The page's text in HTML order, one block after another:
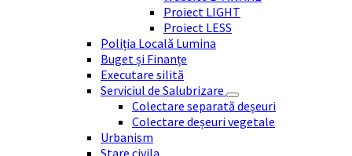
Proiect LIGHT
Proiect LESS
Poliția Locală Lumina
Buget și Finanțe
Executare silită
Serviciul de Salubrizare
Colectare separată deșeuri
Colectare deșeuri vegetale
Urbanism
Stare civila